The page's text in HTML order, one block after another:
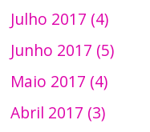
Julho 2017 (4)
Junho 2017 (5)
Maio 2017 (4)
Abril 2017 (3)